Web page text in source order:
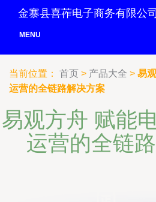
金寨县喜莋电子商务有限公司
MENU
当前位置： 首页 > 产品大全 > 易
运营的全链路解决方案
易观方舟 赋能
运营的全链